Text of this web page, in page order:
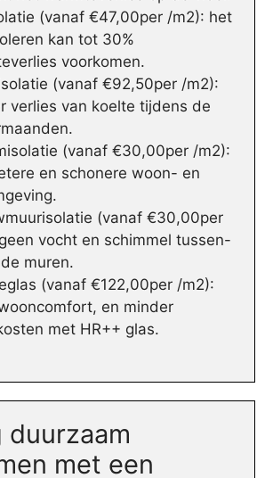
(vanaf €47,00per /m2): het
kan tot 30%
voorkomen.
(vanaf €92,50per /m2):
verlies van koelte tijdens de
(vanaf €30,00per /m2):
en schonere woon- en
(vanaf €30,00per
vocht en schimmel tussen-
muren.
(vanaf €122,00per /m2):
en minder
met HR++ glas.
duurzaam
met een